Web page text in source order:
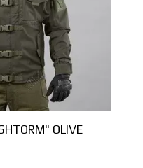
OLIVE